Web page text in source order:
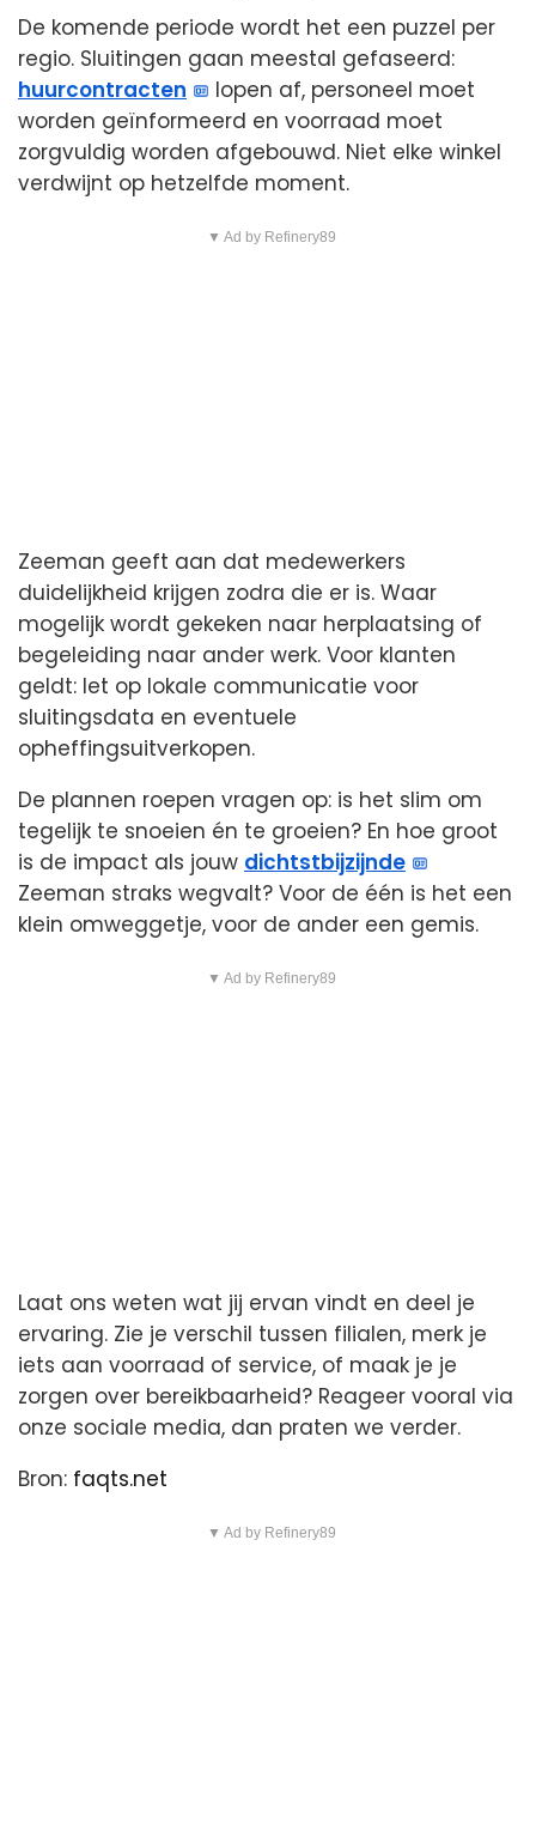
De komende periode wordt het een puzzel per
regio. Sluitingen gaan meestal gefaseerd:
huurcontracten
lopen af, personeel moet
worden geïnformeerd en voorraad moet
zorgvuldig worden afgebouwd. Niet elke winkel
verdwijnt op hetzelfde moment.
▼ Ad by Refinery89
Zeeman geeft aan dat medewerkers
duidelijkheid krijgen zodra die er is. Waar
mogelijk wordt gekeken naar herplaatsing of
begeleiding naar ander werk. Voor klanten
geldt: let op lokale communicatie voor
sluitingsdata en eventuele
opheffingsuitverkopen.
De plannen roepen vragen op: is het slim om
tegelijk te snoeien én te groeien? En hoe groot
is de impact als jouw dichtstbijzijnde
Zeeman straks wegvalt? Voor de één is het een
klein omweggetje, voor de ander een gemis.
▼ Ad by Refinery89
Laat ons weten wat jij ervan vindt en deel je
ervaring. Zie je verschil tussen filialen, merk je
iets aan voorraad of service, of maak je je
zorgen over bereikbaarheid? Reageer vooral via
onze sociale media, dan praten we verder.
Bron: faqts.net
▼ Ad by Refinery89